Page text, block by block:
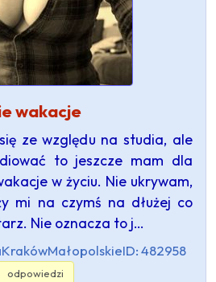
wakacje
ze względu na studia, ale
to jeszcze mam dla
w życiu. Nie ukrywam,
mi na czymś na dłużej co
Nie oznacza to j…
KrakówMałopolskieID: 482958
odpowiedzi